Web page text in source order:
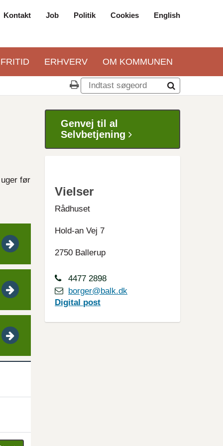
navigation
Kontakt Job Politik Cookies English
ERHVERV OM KOMMUNEN
før
Genvej til al
Selvbetjening
Vielser
Rådhuset
Hold-an Vej 7
2750 Ballerup
4477 2898
borger@balk.dk
Digital post